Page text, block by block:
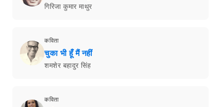
गिरिजा कुमार माथुर
कविता
चुका भी हूँ मैं नहीं
शमशेर बहादुर सिंह
कविता